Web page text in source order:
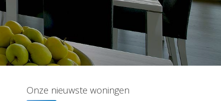
Onze nieuwste woningen